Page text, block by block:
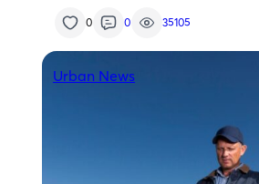
0 0 35105
Urban News